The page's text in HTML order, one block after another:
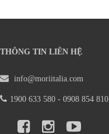
THÔNG TIN LIÊN HỆ
info@moriitalia.com
1900 633 580 - 0908 854 810